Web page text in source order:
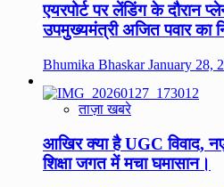
एयरपोर्ट पर लेंडिंग के दौरान
उपमुख्यमंत्री अजित पवार का
Bhumika BhaskarJanuary 28,
ताज़ा खबरे
आखिर क्या है UGC विवाद,
शिक्षा जगत में मचा घमासान।